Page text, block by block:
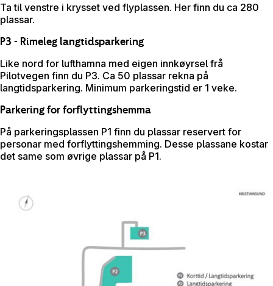
Ta til venstre i krysset ved flyplassen. Her finn du ca 280
plassar.
P3 - Rimeleg langtidsparkering
Like nord for lufthamna med eigen innkøyrsel frå
Pilotvegen finn du P3. Ca 50 plassar rekna på
langtidsparkering. Minimum parkeringstid er 1 veke.
Parkering for forflyttingshemma
På parkeringsplassen P1 finn du plassar reservert for
personar med forflyttingshemming. Desse plassane kostar
det same som øvrige plassar på P1.